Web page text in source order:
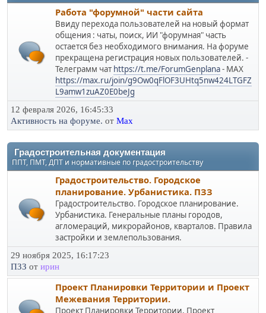
Работа "форумной" части сайта
Ввиду перехода пользователей на новый формат
общения : чаты, поиск, ИИ "форумная" часть
остается без необходимого внимания. На форуме
прекращена регистрация новых пользователей. -
Телеграмм чат https://t.me/ForumGenplana- МАХ
https://max.ru/join/g9Ow0qFlOF3UHtq5nw424LTGFZ
L9amw1zuAZ0E0beJg
12 февраля 2026, 16:45:33
Активность на форуме. от Max
Градостроительная документация
ППТ, ПМТ, ДПТ и нормативные по градостроительству
Градостроительство. Городское
планирование. Урбанистика. ПЗЗ
Градостроительство. Городское планирование.
Урбанистика. Генеральные планы городов,
агломераций, микрорайонов, кварталов. Правила
застройки и землепользования.
29 ноября 2025, 16:17:23
ПЗЗ от ирин
Проект Планировки Территории и Проект
Межевания Территории.
Проект Планировки Территории, Проект